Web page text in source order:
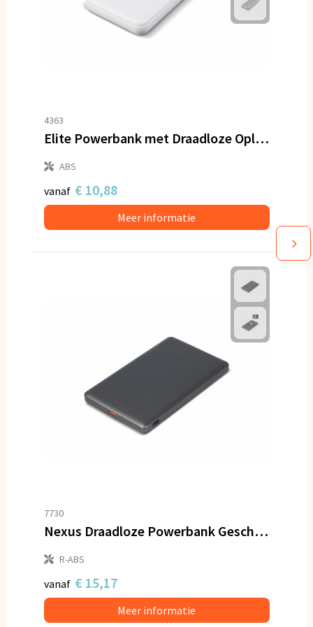
4363
Elite Powerbank met Draadloze Oplader 8000mAh
ABS
vanaf € 10,88
Meer informatie
7730
Nexus Draadloze Powerbank Geschikt voor MagSafe R-ABS 5000 mAh
R-ABS
vanaf € 15,17
Meer informatie